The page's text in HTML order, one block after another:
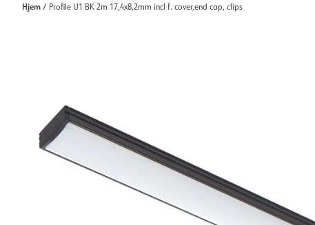
Hjem / Profile U1 BK 2m 17,4x8,2mm incl f. cover,end cap, clips